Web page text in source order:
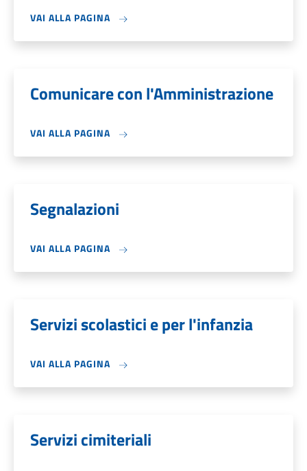
VAI ALLA PAGINA
Comunicare con l'Amministrazione
VAI ALLA PAGINA
Segnalazioni
VAI ALLA PAGINA
Servizi scolastici e per l'infanzia
VAI ALLA PAGINA
Servizi cimiteriali